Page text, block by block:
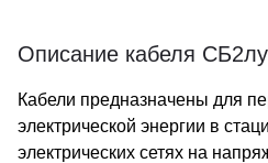
Описание кабеля
Кабели предназначены для
электрической энергии в
электрических сетях на